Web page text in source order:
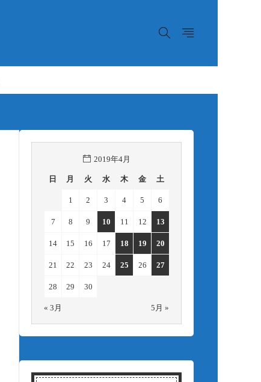
2019年4月
日 月 火 水 木 金 土
1 2 3 4 5 6
7 8 9 10 11 12 13
14 15 16 17 18 19 20
21 22 23 24 25 26 27
28 29 30
« 3月 5月 »